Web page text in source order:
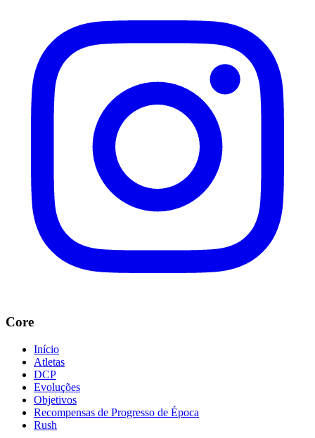
Core
Início
Atletas
DCP
Evoluções
Objetivos
Recompensas de Progresso de Época
Rush